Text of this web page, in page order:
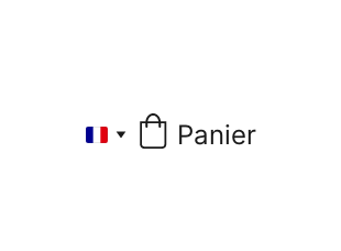
Panier